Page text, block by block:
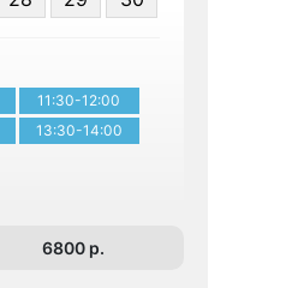
11:30-12:00
13:30-14:00
6800 p.